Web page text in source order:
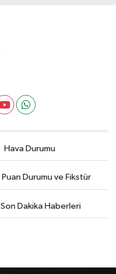
Hava Durumu
Puan Durumu ve Fikstür
Son Dakika Haberleri